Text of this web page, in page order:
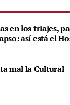
en los triajes,
así está el
mal la Cultural